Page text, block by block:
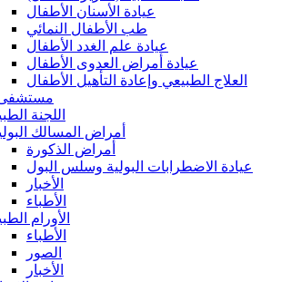
عيادة الأسنان الأطفال
طب الأطفال النمائي
عيادة علم الغدد الأطفال
عيادة أمراض العدوى الأطفال
العلاج الطبيعي وإعادة التأهيل الأطفال
مستشفى
اللجنة
أمراض المسالك
أمراض الذكورة
عيادة الاضطرابات البولية وسلس البول
الأخبار
الأطباء
الأورام
الأطباء
الصور
الأخبار